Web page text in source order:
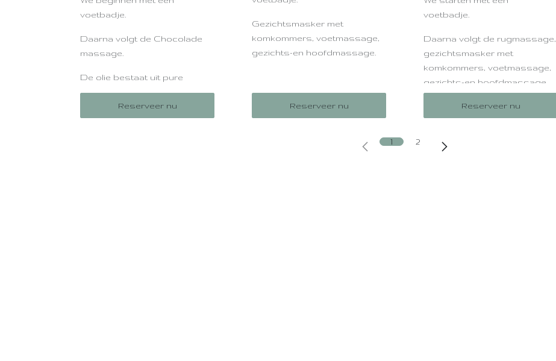
voetbadje.
Daarna volgt de Chocolade
massage.
De olie bestaat uit pure
chocolade, zoete
amandelolie en lavendel
etherische olie. In huis
Reserveer nu
Gezichtsmasker met
komkommers, voetmassage,
gezichts-en hoofdmassage.
afwisseling houden.
Reserveer nu
voetbadje.
Daarna volgt de rugmassage,
gezichtsmasker met
komkommers, voetmassage,
gezichts-en hoofdmassage.
Goed voor kinderen die van
afwisseling houden.
Reserveer nu
1 2